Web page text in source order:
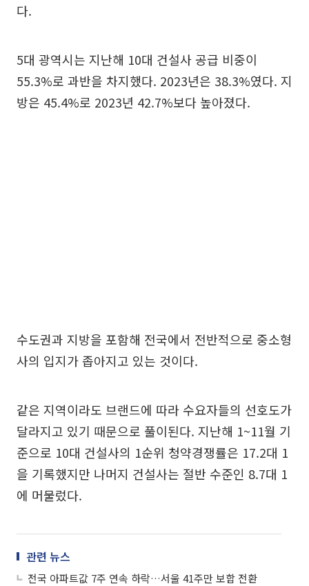
다.
5대 광역시는 지난해 10대 건설사 공급 비중이
55.3%로 과반을 차지했다. 2023년은 38.3%였다. 지
방은 45.4%로 2023년 42.7%보다 높아졌다.
수도권과 지방을 포함해 전국에서 전반적으로 중소형
사의 입지가 좁아지고 있는 것이다.
같은 지역이라도 브랜드에 따라 수요자들의 선호도가
달라지고 있기 때문으로 풀이된다. 지난해 1~11월 기
준으로 10대 건설사의 1순위 청약경쟁률은 17.2대 1
을 기록했지만 나머지 건설사는 절반 수준인 8.7대 1
에 머물렀다.
관련 뉴스
전국 아파트값 7주 연속 하락…서울 41주만 보합 전환